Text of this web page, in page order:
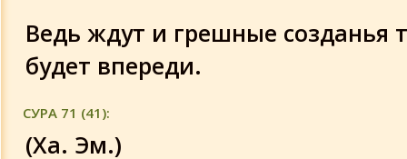
Ведь ждут и грешные созданья
будет впереди.
СУРА 71 (41):
(Ха. Эм.)